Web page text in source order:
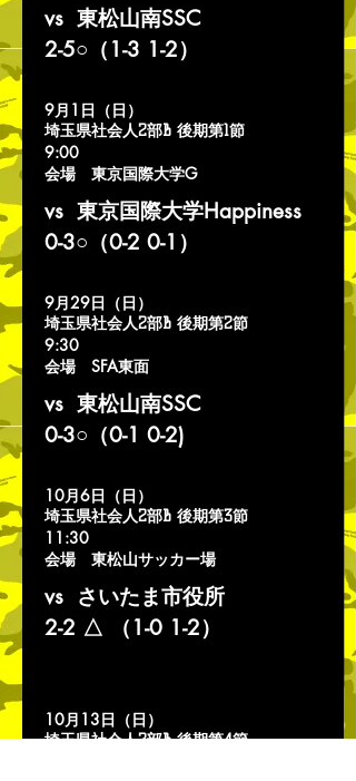
vs 東松山南SSC
2-5○（1-3 1-2）
9月1日（日）
埼玉県社会人2部B 後期第1節
9:00
会場 東京国際大学G
vs 東京国際大学Happiness
0-3○（0-2 0-1）
9月29日（日）
埼玉県社会人2部B 後期第2節
9:30
会場 SFA東面
vs 東松山南SSC
0-3○（0-1 0-2)
10月6日（日）
埼玉県社会人2部B 後期第3節
11:30
会場 東松山サッカー場
vs さいたま市役所
​2-2 △ （1-0 1-2）
10月13日（日）
埼玉県社会人2部B 後期第4節